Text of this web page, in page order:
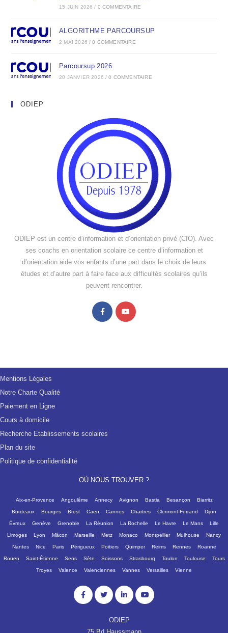
15 JUIN 2026 / 0 COMMENTAIRE
ALGORITHME PARCOURSUP
2 MAI 2026 / 0 COMMENTAIRE
Parcoursup 2026
20 JANVIER 2026 / 0 COMMENTAIRE
ODIEP
ODIEP est un centre d’information et d’orientation privé (CIO). Avec
ses coachs en orientation scolaire ce centre d’information et
d’orientation aide vos enfants d’une part dans le choix de leurs
études et d’autre part à faire face aux difficultés scolaires qu’ils
peuvent rencontrer.
Mentions Légales
Notre Charte Qualité
Paiement en Ligne
Cours à domicile
Recherche Etablissements scolaires
Plan du site
Politique de confidentialité
OÙ NOUS TROUVER ?
Aix-en-Provence Angoulême Annecy Avignon Bastia Besançon Biarritz
Bordeaux Bourges Brest Caen Cannes Chartres Clermont-Ferrand Dijon
Évreux Genève Grenoble La Réunion La Rochelle Le Havre Le Mans Lille
Limoges Lyon Mâcon Marseille Metz Monaco Montpellier Mulhouse Nancy
Nantes Nice Paris Périgueux Poitiers Quimper Reims Rennes Roanne
Rouen Saint-Étienne Sens Sète Soissons Strasbourg Toulon Toulouse Tours
Troyes Valence Valenciennes Vannes Versailles Vienne
ODIEP